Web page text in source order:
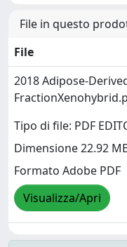
File in questo
File
2018 Adipose-
Tipo di file: PDF
Dimensione 22.92
Formato Adobe PDF
Visualizza/Apri